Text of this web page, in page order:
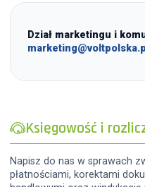
Dział marketingu i
marketing@voltpolska.pl
Księgowość i
Napisz do nas w sprawach
płatnościami, korektami